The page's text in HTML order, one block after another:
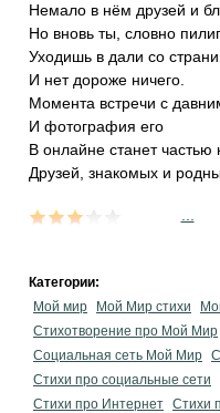
Немало в нём друзей и
Но вновь ты, словно
Уходишь в дали со
И нет дороже ничего.
Момента встречи с
И фотография его
В онлайне станет частью
Друзей, знакомых и
Категории:
Мой мир
Мой Мир стихи
Стихотворение про Мой Мир
Социальная сеть Мой Мир
Стихи про социальные сети
Стихи про Интернет Стихи